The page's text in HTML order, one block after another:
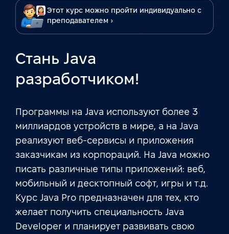
Этот курс можно пройти индивидуально с
преподавателем ›
Стань Java
разработчиком!
Программы на Java используют более 3
миллиардов устройств в мире, а на Java
реализуют веб-сервисы и приложения
заказчикам из корпораций. На Java можно
писать различные типы приложений: веб,
мобильный и десктопный софт, игры и т.д.
Курс Java Pro предназначен для тех, кто
желает получить специальность Java
Developer и планирует развивать свою